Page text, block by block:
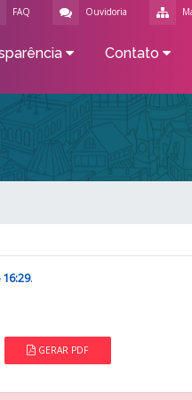
Ouvidoria
FAQ
Contato
.
GERAR PDF